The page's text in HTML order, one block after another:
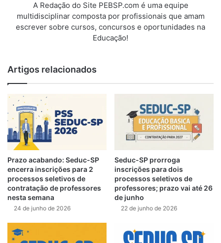
A Redação do Site PEBSP.com é uma equipe
multidisciplinar composta por profissionais que amam
escrever sobre cursos, concursos e oportunidades na
Educação!
Artigos relacionados
Prazo acabando: Seduc-SP
encerra inscrições para 2
processos seletivos de
contratação de professores
nesta semana
24 de junho de 2026
Seduc-SP prorroga
inscrições para dois
processos seletivos de
professores; prazo vai até 26
de junho
22 de junho de 2026